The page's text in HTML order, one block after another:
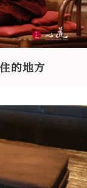
的地方